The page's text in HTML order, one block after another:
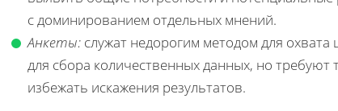
с доминированием отдельных мнений.
Анкеты: служат недорогим методом для
для сбора количественных данных, но
избежать искажения результатов.